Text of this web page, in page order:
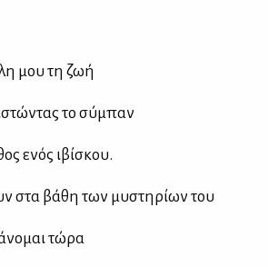
μου τη ζωή
το σύ­μπαν
ενός ιβί­σκου.
στα βά­θη των μυ­στη­ρί­ων του
τώ­ρα